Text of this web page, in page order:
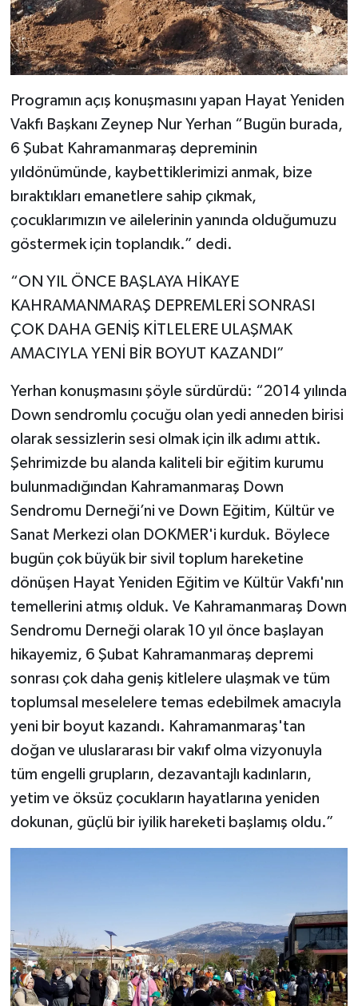
Programın açış konuşmasını yapan Hayat Yeniden
Vakfı Başkanı Zeynep Nur Yerhan “Bugün burada,
6 Şubat Kahramanmaraş depreminin
yıldönümünde, kaybettiklerimizi anmak, bize
bıraktıkları emanetlere sahip çıkmak,
çocuklarımızın ve ailelerinin yanında olduğumuzu
göstermek için toplandık.” dedi.
“ON YIL ÖNCE BAŞLAYA HİKAYE
KAHRAMANMARAŞ DEPREMLERİ SONRASI
ÇOK DAHA GENİŞ KİTLELERE ULAŞMAK
AMACIYLA YENİ BİR BOYUT KAZANDI”
Yerhan konuşmasını şöyle sürdürdü: “2014 yılında
Down sendromlu çocuğu olan yedi anneden birisi
olarak sessizlerin sesi olmak için ilk adımı attık.
Şehrimizde bu alanda kaliteli bir eğitim kurumu
bulunmadığından Kahramanmaraş Down
Sendromu Derneği’ni ve Down Eğitim, Kültür ve
Sanat Merkezi olan DOKMER'i kurduk. Böylece
bugün çok büyük bir sivil toplum hareketine
dönüşen Hayat Yeniden Eğitim ve Kültür Vakfı'nın
temellerini atmış olduk. Ve Kahramanmaraş Down
Sendromu Derneği olarak 10 yıl önce başlayan
hikayemiz, 6 Şubat Kahramanmaraş depremi
sonrası çok daha geniş kitlelere ulaşmak ve tüm
toplumsal meselelere temas edebilmek amacıyla
yeni bir boyut kazandı. Kahramanmaraş'tan
doğan ve uluslararası bir vakıf olma vizyonuyla
tüm engelli grupların, dezavantajlı kadınların,
yetim ve öksüz çocukların hayatlarına yeniden
dokunan, güçlü bir iyilik hareketi başlamış oldu.”